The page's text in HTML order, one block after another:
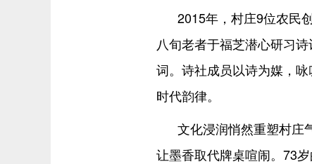
2015年，村庄9位农民
八旬老者于福芝潜心研习
词。诗社成员以诗为媒，
时代韵律。
文化浸润悄然重塑村庄
让墨香取代牌桌喧闹。73